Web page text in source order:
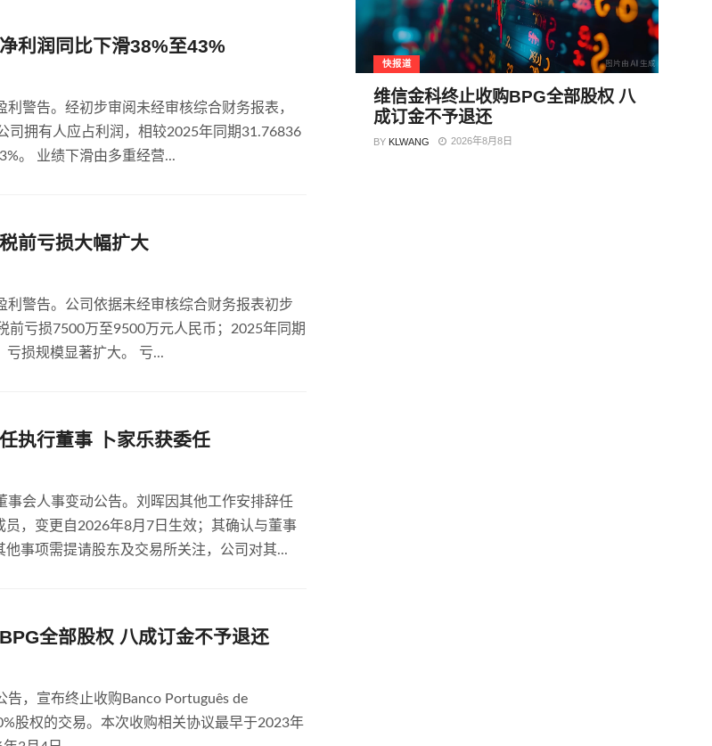
利润同比下滑38%至43%
警告。经初步审阅未经审核综合财务报表，
司拥有人应占利润，相较2025年同期31.76836
。 业绩下滑由多重经营...
前亏损大幅扩大
利警告。公司依据未经审核综合财务报表初步
前亏损7500万至9500万元人民币；2025年同期
损规模显著扩大。 亏...
执行董事 卜家乐获委任
事会人事变动公告。刘晖因其他工作安排辞任
员，变更自2026年8月7日生效；其确认与董事
他事项需提请股东及交易所关注，公司对其...
全部股权 八成订金不予退还
告，宣布终止收购Banco Português de
股权的交易。本次收购相关协议最早于2023年
快报道
维信金科终止收购BPG全部股权 八
成订金不予退还
BY KLWANG 2026年8月8日